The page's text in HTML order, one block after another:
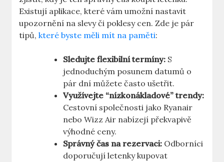
Existují aplikace, které vám umožní nastavit
upozornění na slevy či poklesy cen. Zde je pár
tipů,které byste měli mít na paměti:
Sledujte flexibilní termíny: S
jednoduchým posunem datumů o
pár dní můžete často ušetřit.
Využívejte “nízkonákladové” trendy:
Cestovní společnosti jako Ryanair
nebo Wizz Air nabízejí překvapivě
výhodné ceny.
Správný čas na rezervaci: Odborníci
doporučují letenky kupovat